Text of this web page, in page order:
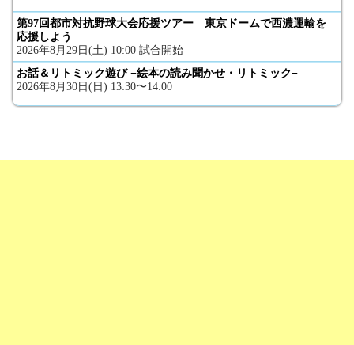
第97回都市対抗野球大会応援ツアー 東京ドームで西濃運輸を
応援しよう
2026年8月29日(土) 10:00 試合開始
お話＆リトミック遊び −絵本の読み聞かせ・リトミック−
2026年8月30日(日) 13:30〜14:00